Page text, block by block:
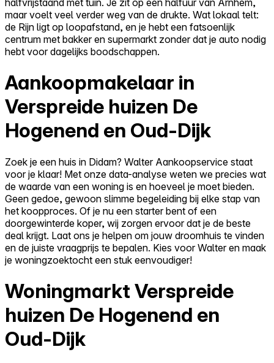
maar voelt veel verder weg van de drukte. Wat lokaal telt:
de Rijn ligt op loopafstand, en je hebt een fatsoenlijk
centrum met bakker en supermarkt zonder dat je auto nodig
hebt voor dagelijks boodschappen.
Aankoopmakelaar in
Verspreide huizen De
Hogenend en Oud-Dijk
Zoek je een huis in Didam? Walter Aankoopservice staat
voor je klaar! Met onze data-analyse weten we precies wat
de waarde van een woning is en hoeveel je moet bieden.
Geen gedoe, gewoon slimme begeleiding bij elke stap van
het koopproces. Of je nu een starter bent of een
doorgewinterde koper, wij zorgen ervoor dat je de beste
deal krijgt. Laat ons je helpen om jouw droomhuis te vinden
en de juiste vraagprijs te bepalen. Kies voor Walter en maak
je woningzoektocht een stuk eenvoudiger!
Woningmarkt Verspreide
huizen De Hogenend en
Oud-Dijk